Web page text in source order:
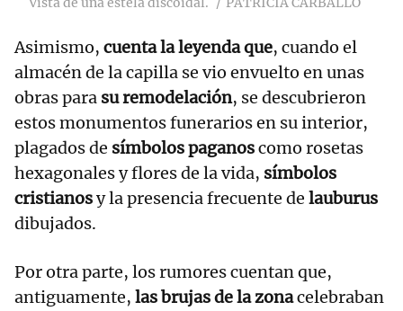
Asimismo, cuenta la leyenda que, cuando el
almacén de la capilla se vio envuelto en unas
obras para su remodelación, se descubrieron
estos monumentos funerarios en su interior,
plagados de símbolos paganoscomo rosetas
hexagonales y flores de la vida, símbolos
cristianosy la presencia frecuente de lauburus
dibujados.
Por otra parte, los rumores cuentan que,
antiguamente, las brujas de la zonacelebraban